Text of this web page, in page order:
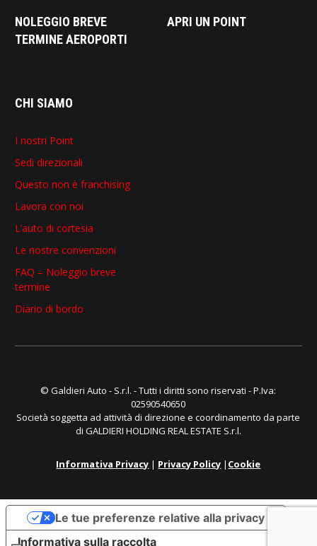
NOLEGGIO BREVE
TERMINE AEROPORTI
APRI UN POINT
CHI SIAMO
I nostri Point
Sedi direzionali
Questo non è franchising
Lavora con noi
L’auto di cortesia
Le nostre convenzioni
FAQ – Noleggio breve
termine
Diario di bordo
© Galdieri Auto - S.r.l. - Tutti i diritti sono riservati - P.Iva:
02590540650
Società soggetta ad attività di direzione e coordinamento da parte
di GALDIERI HOLDING REAL ESTATE S.r.l.
Informativa Privacy | Privacy Policy | Cookie
Informativa sulla raccolta
Le tue preferenze relative alla privacy